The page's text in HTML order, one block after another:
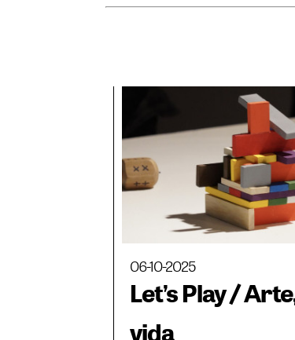
06-10-2025
Let’s Play /
vida